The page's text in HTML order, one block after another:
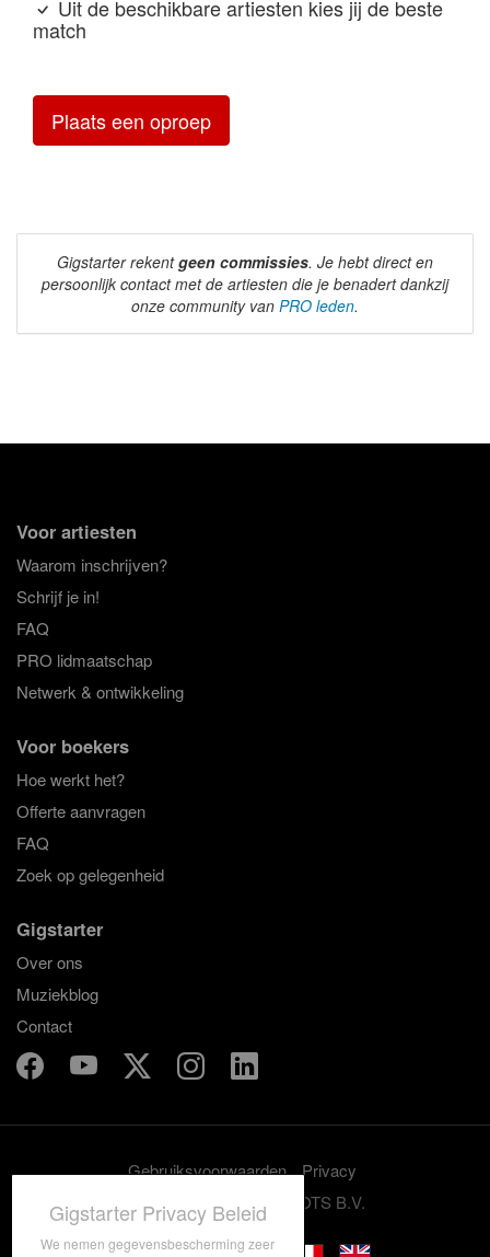
Uit de beschikbare artiesten kies jij de beste
match
Plaats een oproep
Gigstarter rekentgeen commissies. Je hebt direct en
persoonlijk contact met de artiesten die je benadert dankzij
onze community van PRO leden.
Voor artiesten
Waarom inschrijven?
Schrijf je in!
FAQ
PRO lidmaatschap
Netwerk & ontwikkeling
Voor boekers
Hoe werkt het?
Offerte aanvragen
FAQ
Zoek op gelegenheid
Gigstarter
Over ons
Muziekblog
Contact
Gebruiksvoorwaarden
Privacy
© 2012-2026 GRASSROOTS B.V.
Gigstarter Privacy Beleid
We nemen gegevensbescherming zeer